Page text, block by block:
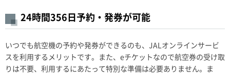
24時間356日予約・発券が可能
いつでも航空機の予約や発券ができるのも、JALオンラインサービ
スを利用するメリットです。また、eチケットなので航空券の受け取
りは不要、利用するにあたって特別な準備は必要ありません。ま